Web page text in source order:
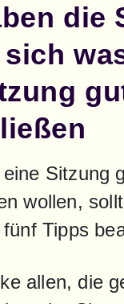
die
Sitzung
wollen,
Tipps
allen, die